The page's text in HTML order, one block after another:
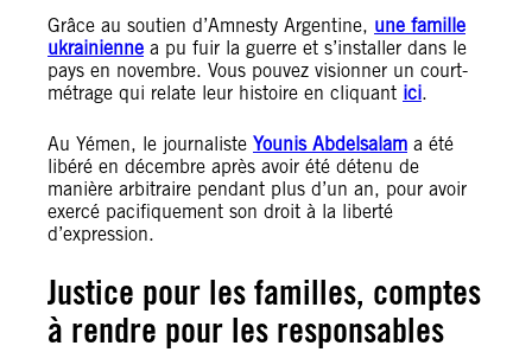
Grâce au soutien d’Amnesty Argentine, une famille
ukrainienne a pu fuir la guerre et s’installer dans le
pays en novembre. Vous pouvez visionner un court-
métrage qui relate leur histoire en cliquant ici.
Au Yémen, le journaliste Younis Abdelsalam a été
libéré en décembre après avoir été détenu de
manière arbitraire pendant plus d’un an, pour avoir
exercé pacifiquement son droit à la liberté
d’expression.
Justice pour les familles, comptes
à rendre pour les responsables